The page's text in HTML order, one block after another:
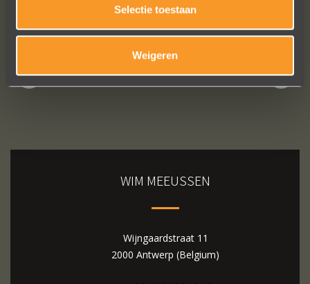
Selectie toestaan
Weigeren
WIM MEEUSSEN
Wijngaardstraat 11
2000 Antwerp (Belgium)